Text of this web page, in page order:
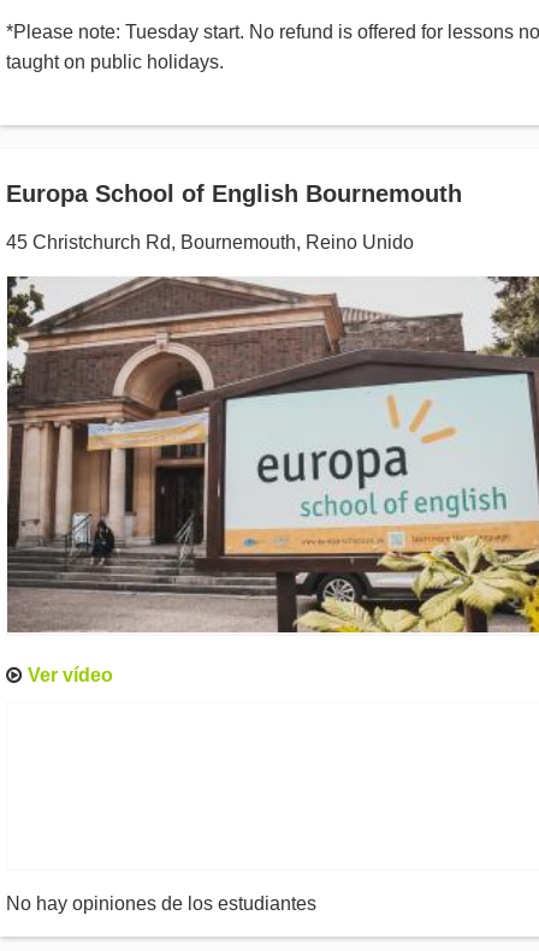
*Please note: Tuesday start. No refund is offered for lessons
taught on public holidays.
Europa School of English Bournemouth
45 Christchurch Rd, Bournemouth, Reino Unido
Ver vídeo
No hay opiniones de los estudiantes